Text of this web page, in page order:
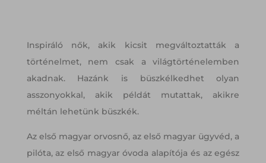
Inspiráló nők, akik kicsit megváltoztatták a
történelmet, nem csak a világtörténelemben
akadnak. Hazánk is büszkélkedhet olyan
asszonyokkal, akik példát mutattak, akikre
méltán lehetünk büszkék.
Az első magyar orvosnő, az első magyar ügyvéd, a
pilóta, az első magyar óvoda alapítója és az egész